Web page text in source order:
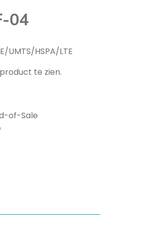
04
UMTS/HSPA/LTE
te zien.
of-Sale